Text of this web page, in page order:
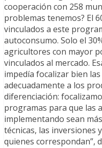
cooperación con 258
problemas tenemos? El
vinculados a este
autoconsumo. Solo el
agricultores con mayor
vinculados al mercado.
impedía focalizar bien
adecuadamente a los
diferenciación:
programas para que las
implementando sean
técnicas, las inversiones
quienes correspondan”,